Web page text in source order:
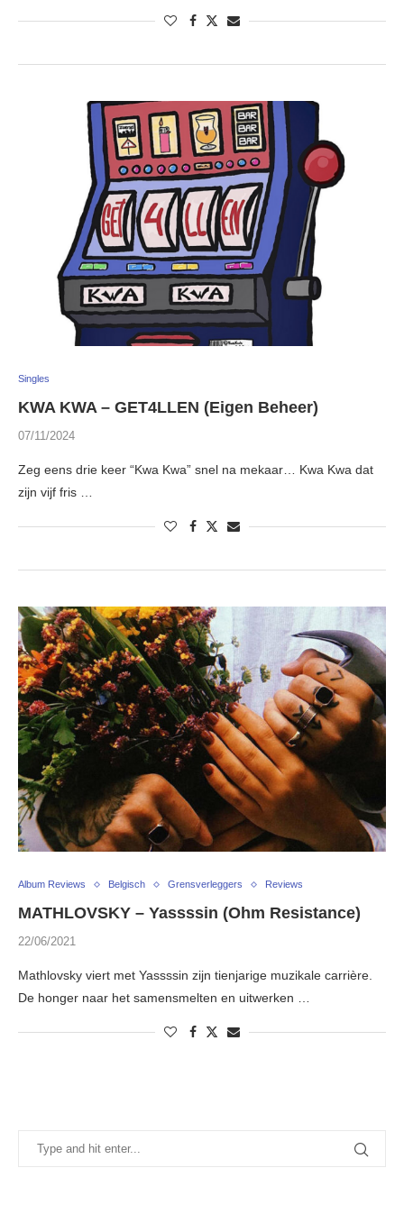
Singles
KWA KWA – GET4LLEN (Eigen Beheer)
07/11/2024
Zeg eens drie keer “Kwa Kwa” snel na mekaar… Kwa Kwa dat
zijn vijf fris …
Album Reviews Belgisch Grensverleggers Reviews
MATHLOVSKY – Yassssin (Ohm Resistance)
22/06/2021
Mathlovsky viert met Yassssin zijn tienjarige muzikale carrière.
De honger naar het samensmelten en uitwerken …